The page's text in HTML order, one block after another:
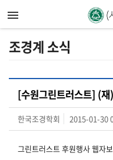
조경계 소식
[수원그린트러스트] (
한국조경학회 2015-01-30
그린트러스트 후원행사 웹자